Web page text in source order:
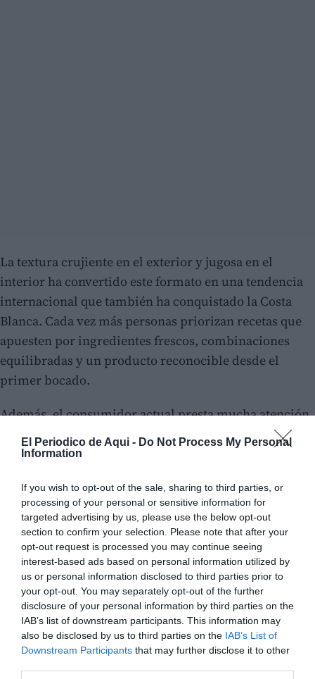
El Periodico de Aqui - Do Not Process My Personal
Information
If you wish to opt-out of the sale, sharing to third parties, or
processing of your personal or sensitive information for
targeted advertising by us, please use the below opt-out
section to confirm your selection. Please note that after your
opt-out request is processed you may continue seeing
interest-based ads based on personal information utilized by
us or personal information disclosed to third parties prior to
your opt-out. You may separately opt-out of the further
disclosure of your personal information by third parties on the
IAB’s list of downstream participants. This information may
also be disclosed by us to third parties on the IAB’s List of
Downstream Participants that may further disclose it to other
La textura crujiente en el exterior y jugosa en el
interior ha convertido este formato en una tendencia
internacional que también ha conquistado la Costa
Blanca. Cada vez más personas priorizan recetas que
apuesten por ingredientes frescos, combinaciones
equilibradas y un producto reconocible desde el
primer bocado.
Además, el consumidor actual presta mucha atención
a detalles que antes pasaban desapercibidos: el tipo de
pan (como el brioche), la frescura de la carne, o la